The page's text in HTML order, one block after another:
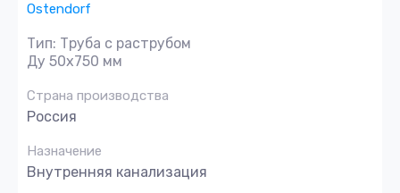
Ostendorf
Тип: Труба с раструбом
Ду 50х750 мм
Страна производства
Россия
Назначение
Внутренняя канализация